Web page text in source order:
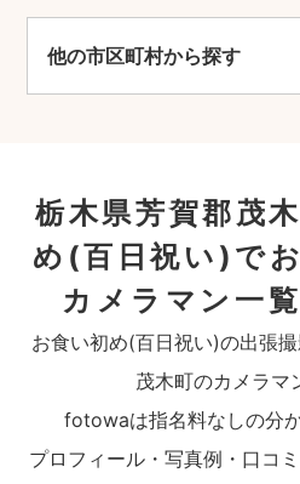
他の市区町村から探す
栃木県芳賀郡茂
め(百日祝い)で
カメラマン一覧
お食い初め(百日祝い)の出張
茂木町のカメラマ
fotowaは指名料なしの分
プロフィール・写真例・口コ